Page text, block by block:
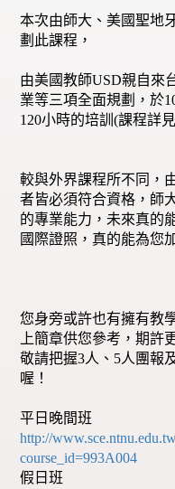
本次由師大、美國聖地
劃此課程，
由美國教師USD親自來
業等三項全面規劃， 於
120小時的培訓 (課程詳
較與外界課程所不同，
者皆必須符合資格， 師
的專業能力， 未來真的
國際證照，真的能為您
您身旁或許也有擁有教
上簡章供您參考，期許
敬請把握3人、 5人團報
喔！
平日晚間班
http://
course_id=993A004
假日班